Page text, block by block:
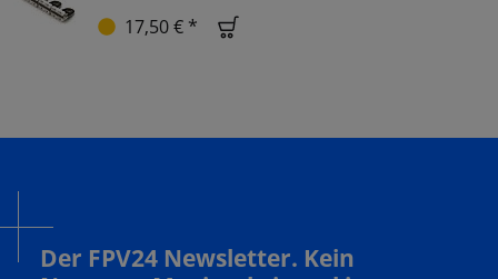
17,50 € *
Der FPV24 Newsletter. Kein